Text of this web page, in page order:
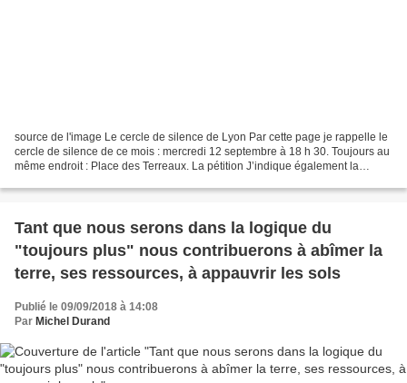
source de l'image Le cercle de silence de Lyon Par cette page je rappelle le
cercle de silence de ce mois : mercredi 12 septembre à 18 h 30. Toujours au
même endroit : Place des Terreaux. La pétition J’indique également la
Tant que nous serons dans la logique du
"toujours plus" nous contribuerons à abîmer la
terre, ses ressources, à appauvrir les sols
Publié le 09/09/2018 à 14:08
Par Michel Durand